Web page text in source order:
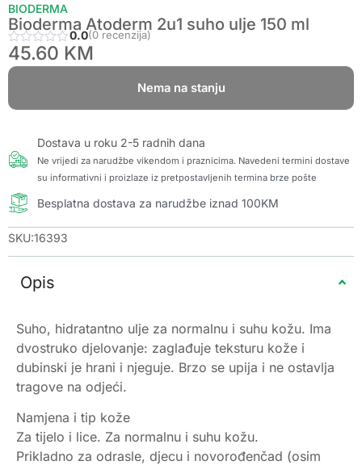
BIODERMA
Bioderma Atoderm 2u1 suho ulje 150 ml
0.0(0 recenzija)
45.60 KM
Nema na stanju
Dostava u roku 2-5 radnih dana
Ne vrijedi za narudžbe vikendom i praznicima. Navedeni termini dostave
su informativni i proizlaze iz pretpostavljenih termina brze pošte
Besplatna dostava za narudžbe iznad 100KM
SKU:16393
Opis
Suho, hidratantno ulje za normalnu i suhu kožu. Ima
dvostruko djelovanje: zaglađuje teksturu kože i
dubinski je hrani i njeguje. Brzo se upija i ne ostavlja
tragove na odjeći.
Namjena i tip kože
Za tijelo i lice. Za normalnu i suhu kožu.
Prikladno za odrasle, djecu i novorođenčad (osim